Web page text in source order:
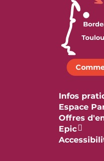
Infos
Espace
Offres
Epic